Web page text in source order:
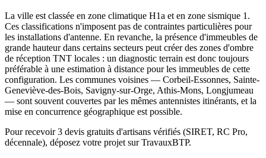
La ville est classée en zone climatique H1a et en zone sismique 1.
Ces classifications n'imposent pas de contraintes particulières pour
les installations d'antenne. En revanche, la présence d'immeubles de
grande hauteur dans certains secteurs peut créer des zones d'ombre
de réception TNT locales : un diagnostic terrain est donc toujours
préférable à une estimation à distance pour les immeubles de cette
configuration. Les communes voisines — Corbeil-Essonnes, Sainte-
Geneviève-des-Bois, Savigny-sur-Orge, Athis-Mons, Longjumeau
— sont souvent couvertes par les mêmes antennistes itinérants, et la
mise en concurrence géographique est possible.
Pour recevoir 3 devis gratuits d'artisans vérifiés (SIRET, RC Pro,
décennale), déposez votre projet sur TravauxBTP.